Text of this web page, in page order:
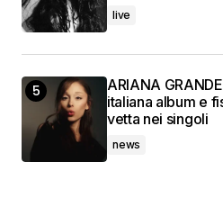
live
ARIANA
italiana album e
vetta nei singoli
news